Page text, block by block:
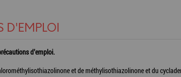
D'EMPLOI
d’emploi.
et de méthylisothiazolinone et du